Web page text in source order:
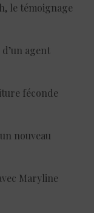
le témoignage
agent
féconde
nouveau
Maryline